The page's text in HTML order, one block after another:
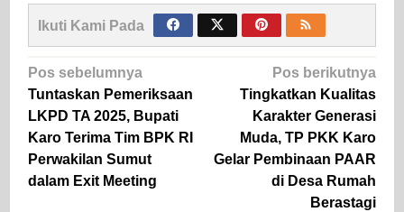
Ikuti Kami Pada
Navigasi
pos
Pos sebelumnya
Tuntaskan Pemeriksaan
LKPD TA 2025, Bupati
Karo Terima Tim BPK RI
Perwakilan Sumut
dalam Exit Meeting
Pos berikutnya
Tingkatkan Kualitas
Karakter Generasi
Muda, TP PKK Karo
Gelar Pembinaan PAAR
di Desa Rumah
Berastagi